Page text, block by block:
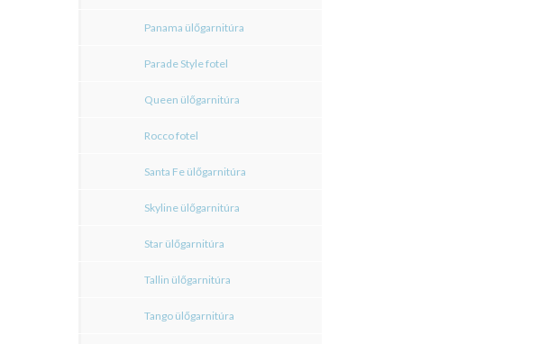
Panama ülőgarnitúra
Parade Style fotel
Queen ülőgarnitúra
Rocco fotel
Santa Fe ülőgarnitúra
Skyline ülőgarnitúra
Star ülőgarnitúra
Tallin ülőgarnitúra
Tango ülőgarnitúra